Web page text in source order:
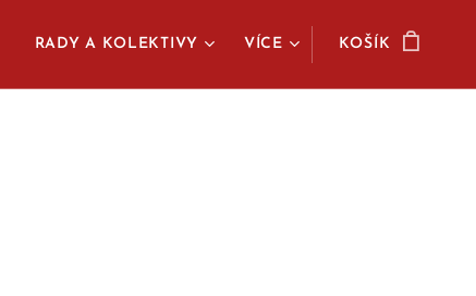
RADY A KOLEKTIVY VÍCE KOŠÍK